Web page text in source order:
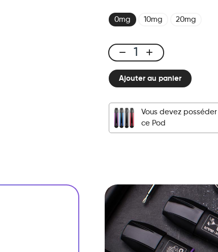
0mg 10mg 20mg
Click
Puff
Pod
Fraise
Framboise
Ajouter au panier
Vous devez
ce Pod